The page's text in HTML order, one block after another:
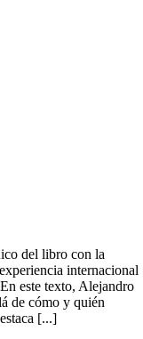
del libro con la
internacional
este texto, Alejandro
de cómo y quién
[...]